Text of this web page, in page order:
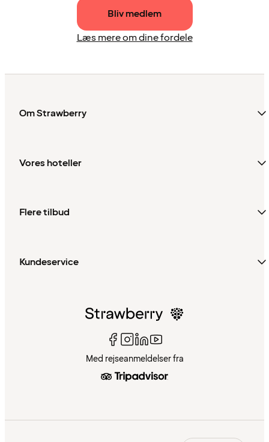
Bliv medlem
Læs mere om dine fordele
Om Strawberry
Vores hoteller
Flere tilbud
Kundeservice
Med rejseanmeldelser fra